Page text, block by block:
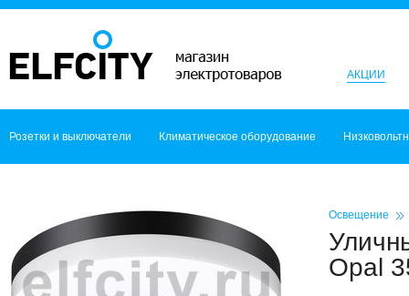
АКЦИИ
Розетки и выключатели Климатическое оборудование
Освещение
Opal